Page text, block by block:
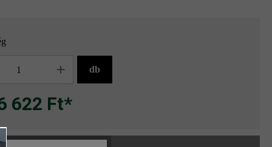
db
622 Ft*